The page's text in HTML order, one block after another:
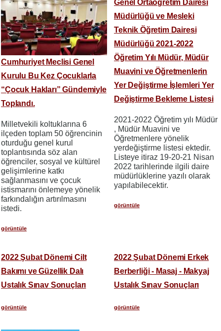
Cumhuriyet Meclisi Genel
Kurulu Bu Kez Çocuklarla
“Çocuk Hakları” Gündemiyle
Toplandı.
Milletvekili koltuklarına 6
ilçeden toplam 50 öğrencinin
oturduğu genel kurul
toplantısında söz alan
öğrenciler, sosyal ve kültürel
gelişimlerine katkı
sağlanmasını ve çocuk
istismarını önlemeye yönelik
farkındalığın artırılmasını
istedi.
görüntüle
Genel Ortaöğretim Dairesi
Müdürlüğü ve Mesleki
Teknik Öğretim Dairesi
Müdürlüğü 2021-2022
Öğretim Yılı Müdür, Müdür
Muavini ve Öğretmenlerin
Yer Değiştirme İşlemleri Yer
Değiştirme Bekleme Listesi
2021-2022 Öğretim yılı Müdür
, Müdür Muavini ve
Öğretmenlere yönelik
yerdeğiştirme listesi ektedir.
Listeye itiraz 19-20-21 Nisan
2022 tarihlerinde ilgili daire
müdürlüklerine yazılı olarak
yapılabilecektir.
görüntüle
2022 Şubat Dönemi Cilt
Bakımı ve Güzellik Dalı
Ustalık Sınav Sonuçları
görüntüle
2022 Şubat Dönemi Erkek
Berberliği - Masaj - Makyaj
Ustalık Sınav Sonuçları
görüntüle